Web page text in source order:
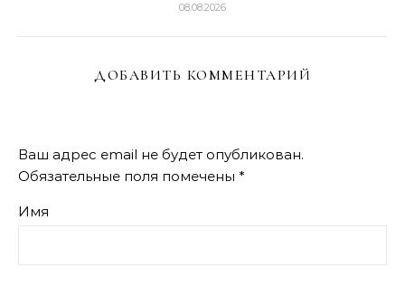
08.08.2026
ДОБАВИТЬ КОММЕНТАРИЙ
Ваш адрес email не будет опубликован.
Обязательные поля помечены *
Имя